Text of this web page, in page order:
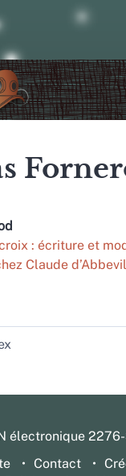
: écriture et
Claude
électronique
Contact